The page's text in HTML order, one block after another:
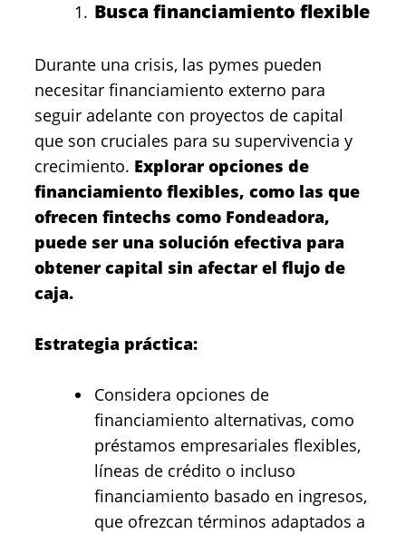
Busca financiamiento flexible
Durante una crisis, las pymes pueden
necesitar financiamiento externo para
seguir adelante con proyectos de capital
que son cruciales para su supervivencia y
crecimiento. Explorar opciones de
financiamiento flexibles, como las que
ofrecen fintechs como Fondeadora,
puede ser una solución efectiva para
obtener capital sin afectar el flujo de
caja.
Estrategia práctica:
Considera opciones de
financiamiento alternativas, como
préstamos empresariales flexibles,
líneas de crédito o incluso
financiamiento basado en ingresos,
que ofrezcan términos adaptados a